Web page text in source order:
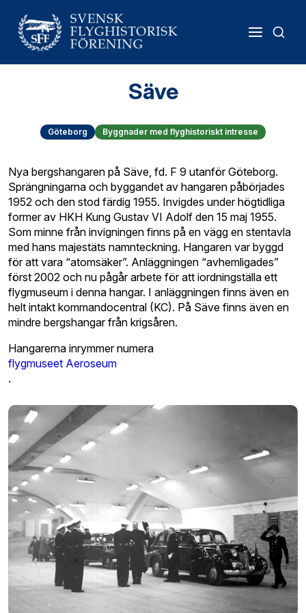
Säve
Göteborg Byggnader med flyghistoriskt intresse
Nya bergshangaren på Säve, fd. F 9 utanför Göteborg.
Sprängningarna och byggandet av hangaren påbörjades
1952 och den stod färdig 1955. Invigdes under högtidliga
former av HKH Kung Gustav VI Adolf den 15 maj 1955.
Som minne från invigningen finns på en vägg en stentavla
med hans majestäts namnteckning. Hangaren var byggd
för att vara “atomsäker”. Anläggningen “avhemligades”
först 2002 och nu pågår arbete för att iordningställa ett
flygmuseum i denna hangar. I anläggningen finns även en
helt intakt kommandocentral (KC). På Säve finns även en
mindre bergshangar från krigsåren.
Hangarerna inrymmer numera
flygmuseet Aeroseum
.